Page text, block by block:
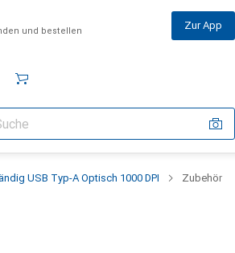
und bestellen Zur App
USB Typ-A Optisch 1000 DPI Zubehör